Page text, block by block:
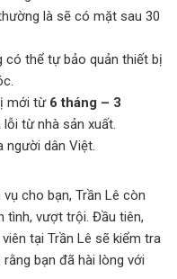
là sẽ có mặt sau 30
có thể tự bảo quản thiết bị
mới từ 6 tháng – 3
từ nhà sản xuất.
người dân Việt.
cho bạn, Trần Lê còn
tình, vượt trội. Đầu tiên,
tại Trần Lê sẽ kiểm tra
bạn đã hài lòng với